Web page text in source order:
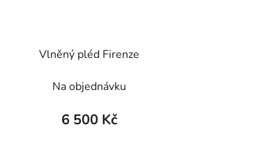
Vlněný pléd Firenze
Na objednávku
6 500 Kč